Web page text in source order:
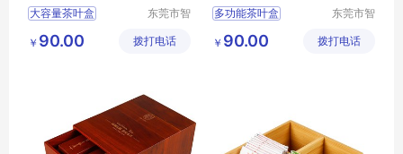
大容量茶叶盒
多功能茶叶盒
茶叶盒
东莞市智
限公司
￥ 90.00 拨打电话
多功能茶叶盒
防尘茶叶盒
东莞市智
限公司
￥ 90.00 拨打电话